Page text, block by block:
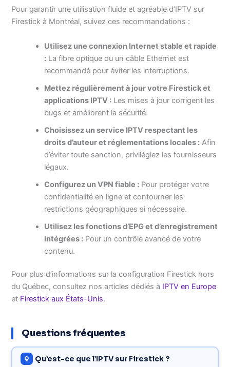
Pour garantir une utilisation fluide et agréable d’IPTV sur
Firestick à Montréal, suivez ces recommandations :
Utilisez une connexion Internet stable et rapide
: La fibre optique ou un câble Ethernet est
recommandé pour éviter les interruptions.
Mettez régulièrement à jour votre Firestick et
applications IPTV : Les mises à jour corrigent les
bugs et améliorent la sécurité.
Choisissez un service IPTV respectant les
droits d’auteur et réglementations locales : Afin
d’éviter toute sanction, privilégiez les fournisseurs
légaux.
Configurez un VPN fiable : Pour protéger votre
confidentialité en ligne et contourner les
restrictions géographiques si nécessaire.
Utilisez les fonctions d’EPG et d’enregistrement
intégrées : Pour un contrôle avancé de votre
contenu.
Pour plus d’informations sur la configuration Firestick hors
du Québec, consultez nos articles dédiés à IPTV en Europe
et Firestick aux États-Unis.
Questions fréquentes
Qu’est-ce que l’IPTV sur Firestick ?